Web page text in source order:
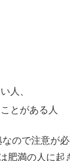
人、
とがある人
ので注意が
肥満の人に起